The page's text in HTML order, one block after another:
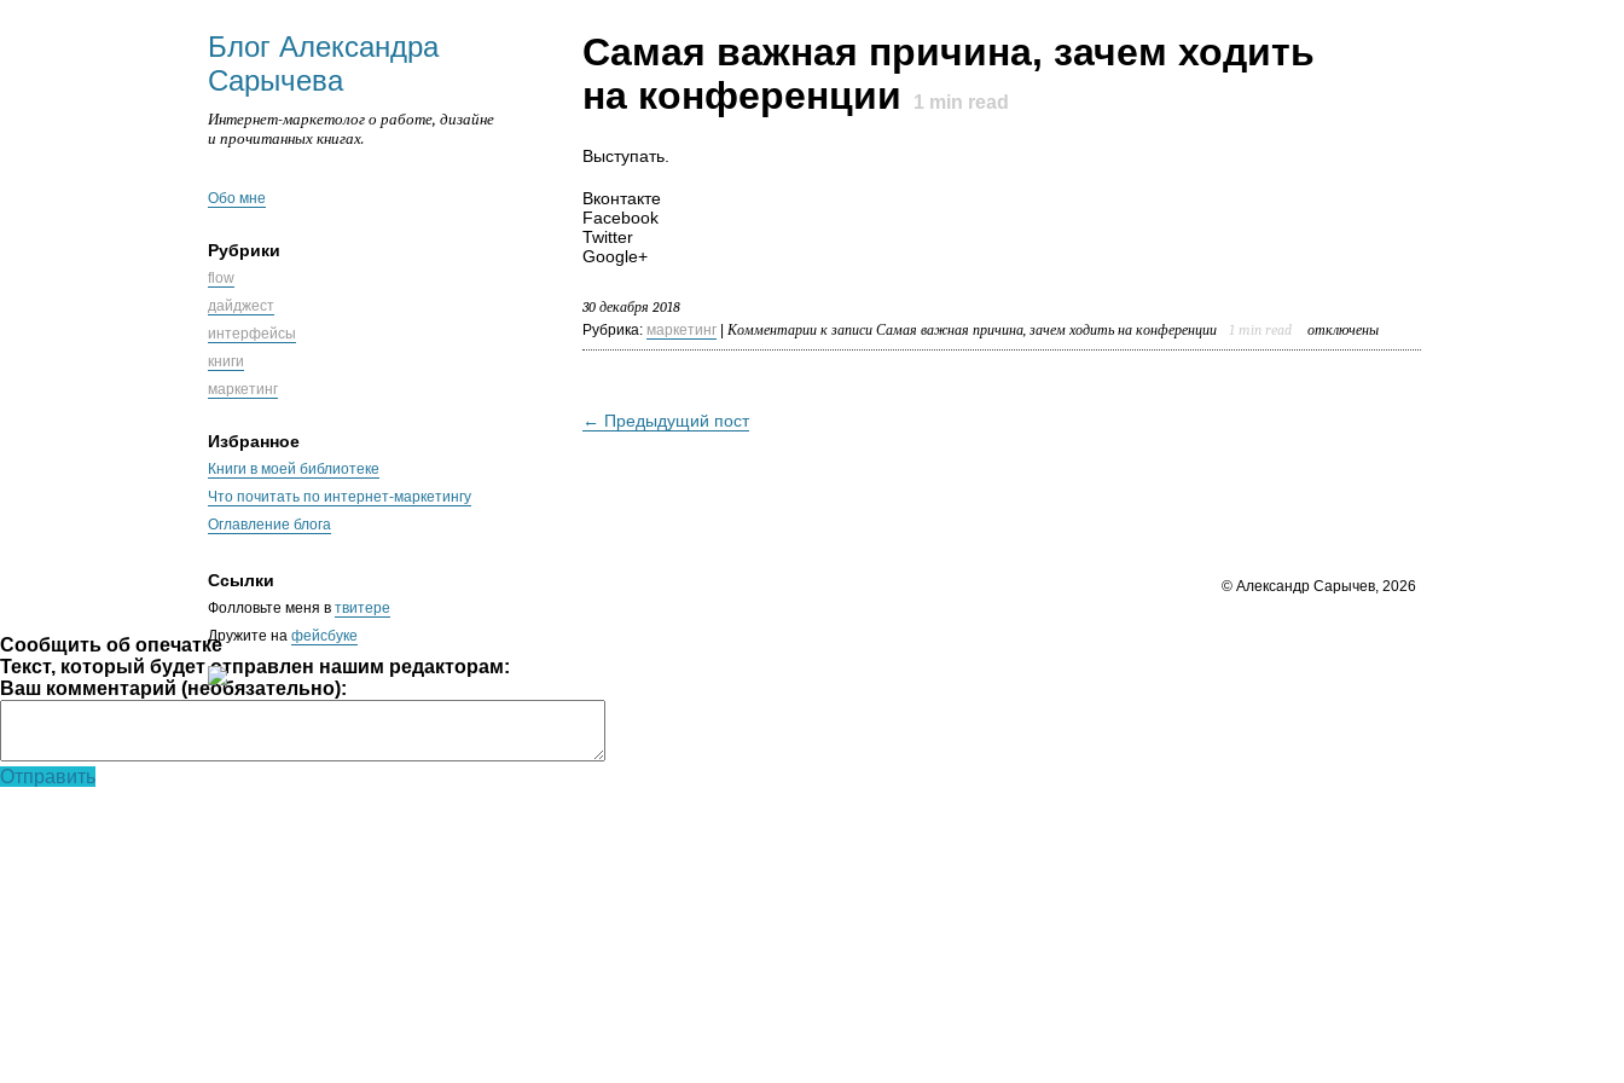
Блог Александра
Сарычева
Интернет-маркетолог о работе, дизайне
и прочитанных книгах.
Обо мне
Рубрики
flow
дайджест
интерфейсы
книги
маркетинг
Избранное
Книги в моей библиотеке
Что почитать по интернет-маркетингу
Оглавление блога
Ссылки
Фолловьте меня в твитере
Дружите на фейсбуке
Самая важная причина, зачем ходить
на конференции
1 min read
Выступать.
Вконтакте
Facebook
Twitter
Google+
30 декабря 2018
Рубрика: маркетинг Комментарии к записи Самая важная причина, зачем ходить на конференции 1 min read отключены
← Предыдущий пост
© Александр Сарычев, 2026
Сообщить об опечатке
Текст, который будет отправлен нашим редакторам:
Ваш комментарий (необязательно):
Отправить